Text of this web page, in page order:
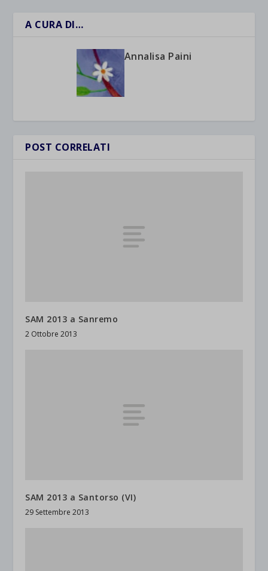
A CURA DI…
Annalisa Paini
POST CORRELATI
SAM 2013 a Sanremo
2 Ottobre 2013
SAM 2013 a Santorso (VI)
29 Settembre 2013